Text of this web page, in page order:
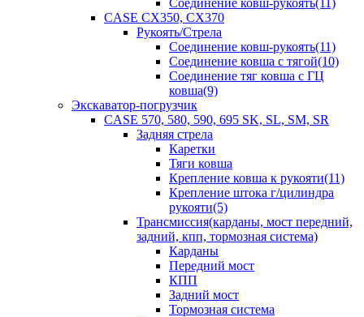
Соединение ковш-рукоять(11)
CASE CX350, CX370
Рукоять/Стрела
Соединение ковш-рукоять(11)
Соединение ковша с тягой(10)
Соединение тяг ковша с ГЦ
ковша(9)
Экскаватор-погрузчик
CASE 570, 580, 590, 695 SK, SL, SM, SR
Задняя стрела
Каретки
Тяги ковша
Крепление ковша к рукояти(11)
Крепление штока г/цилиндра
рукояти(5)
Трансмиссия(карданы, мост передний,
задний, кпп, тормозная система)
Карданы
Передний мост
КПП
Задний мост
Тормозная система